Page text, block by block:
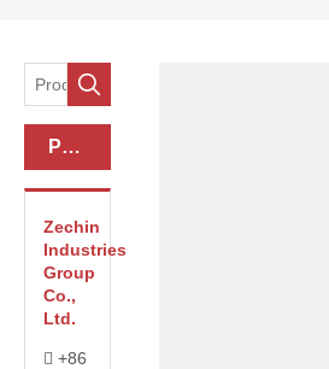
Produkt-Kategorie
Zechin
Industries
Group
Co.,
Ltd.
 +86